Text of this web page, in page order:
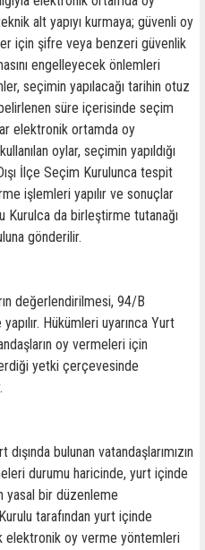
alt yapıyı kurmaya; güvenli oy
için şifre veya benzeri güvenlik
engelleyecek önlemleri
seçimin yapılacağı tarihin otuz
süre içerisinde seçim
elektronik ortamda oy
oylar, seçimin yapıldığı
İlçe Seçim Kurulunca tespit
işlemleri yapılır ve sonuçlar
Kurulca da birleştirme tutanağı
gönderilir.
değerlendirilmesi, 94/B
Hükümleri uyarınca Yurt
oy vermeleri için
yetki çerçevesinde
bulunan vatandaşlarımızın
durumu haricinde, yurt içinde
bir düzenleme
tarafından yurt içinde
oy verme yöntemleri